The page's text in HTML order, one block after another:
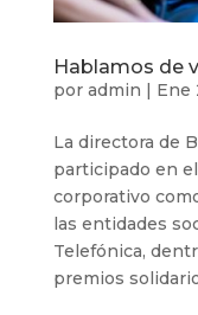
Hablamos de
por admin | Ene
La directora de
participado en
corporativo
las entidades
Telefónica,
premios